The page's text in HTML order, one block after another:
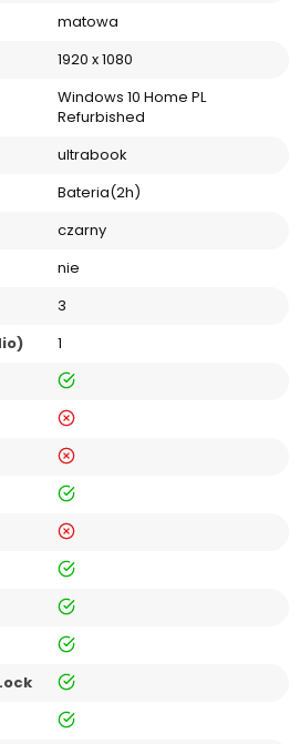
matowa
1920 x 1080
Windows 10 Home PL
Refurbished
ultrabook
Bateria(2h)
czarny
nie
3
1
tak
nie
nie
tak
nie
tak
tak
tak
tak
tak